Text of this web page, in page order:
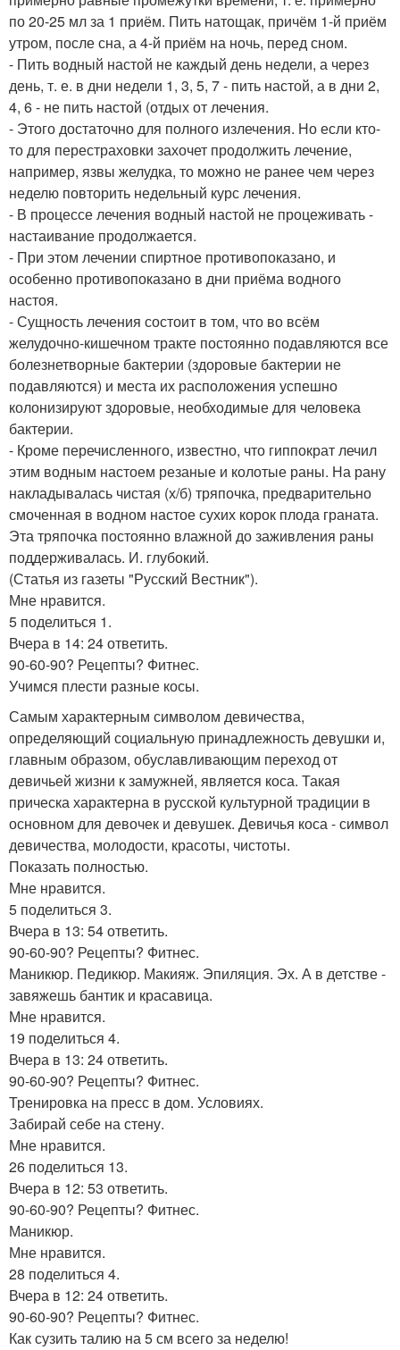
по 20-25 мл за 1 приём. Пить натощак, причём 1-й приём
утром, после сна, а 4-й приём на ночь, перед сном.
- Пить водный настой не каждый день недели, а через
день, т. е. в дни недели 1, 3, 5, 7 - пить настой, а в дни 2,
4, 6 - не пить настой (отдых от лечения.
- Этого достаточно для полного излечения. Но если кто-
то для перестраховки захочет продолжить лечение,
например, язвы желудка, то можно не ранее чем через
неделю повторить недельный курс лечения.
- В процессе лечения водный настой не процеживать -
настаивание продолжается.
- При этом лечении спиртное противопоказано, и
особенно противопоказано в дни приёма водного
настоя.
- Сущность лечения состоит в том, что во всём
желудочно-кишечном тракте постоянно подавляются все
болезнетворные бактерии (здоровые бактерии не
подавляются) и места их расположения успешно
колонизируют здоровые, необходимые для человека
бактерии.
- Кроме перечисленного, известно, что гиппократ лечил
этим водным настоем резаные и колотые раны. На рану
накладывалась чистая (х/б) тряпочка, предварительно
смоченная в водном настое сухих корок плода граната.
Эта тряпочка постоянно влажной до заживления раны
поддерживалась. И. глубокий.
(Статья из газеты "Русский Вестник").
Мне нравится.
5 поделиться 1.
Вчера в 14: 24 ответить.
90-60-90? Рецепты? Фитнес.
Учимся плести разные косы.
Самым характерным символом девичества,
определяющий социальную принадлежность девушки и,
главным образом, обуславливающим переход от
девичьей жизни к замужней, является коса. Такая
прическа характерна в русской культурной традиции в
основном для девочек и девушек. Девичья коса - символ
девичества, молодости, красоты, чистоты.
Показать полностью.
Мне нравится.
5 поделиться 3.
Вчера в 13: 54 ответить.
90-60-90? Рецепты? Фитнес.
Маникюр. Педикюр. Макияж. Эпиляция. Эх. А в детстве -
завяжешь бантик и красавица.
Мне нравится.
19 поделиться 4.
Вчера в 13: 24 ответить.
90-60-90? Рецепты? Фитнес.
Тренировка на пресс в дом. Условиях.
Забирай себе на стену.
Мне нравится.
26 поделиться 13.
Вчера в 12: 53 ответить.
90-60-90? Рецепты? Фитнес.
Маникюр.
Мне нравится.
28 поделиться 4.
Вчера в 12: 24 ответить.
90-60-90? Рецепты? Фитнес.
Как сузить талию на 5 см всего за неделю!